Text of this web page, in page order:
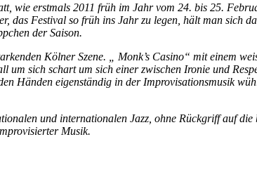
wie erstmals 2011 früh im Jahr vom 24. bis 25.
das Festival so früh ins Jahr zu legen, hält man sich
der Saison.
Kölner Szene. „ Monk’s Casino“ mit einem
sich schart um sich einer zwischen Ironie und
Händen eigenständig in der Improvisationsmusik
und internationalen Jazz, ohne Rückgriff auf
Musik.